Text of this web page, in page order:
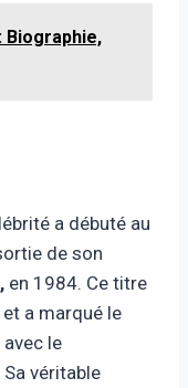
Biographie,
a débuté au
de son
en 1984. Ce titre
a marqué le
le
Sa véritable